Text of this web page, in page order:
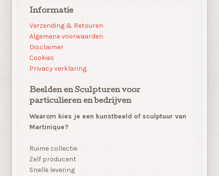
Informatie
Verzending & Retouren
Algemene voorwaarden
Disclaimer
Cookies
Privacy verklaring
Beelden en Sculpturen voor
particulieren en bedrijven
Waarom kies je een kunstbeeld of sculptuur van
Martinique?
Ruime collectie
Zelf producent
Snelle levering